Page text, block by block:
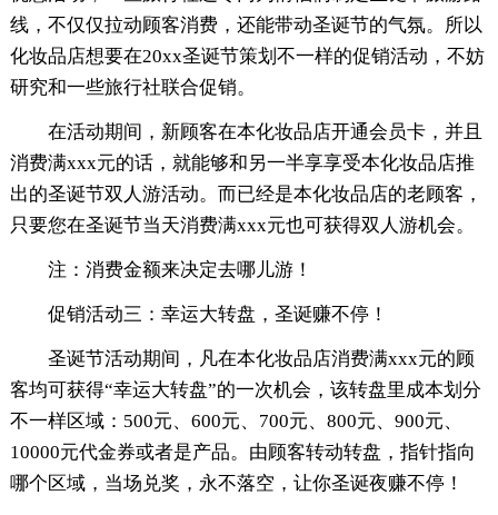
线，不仅仅拉动顾客消费，还能带动圣诞节的气氛。所以
化妆品店想要在20xx圣诞节策划不一样的促销活动，不妨
研究和一些旅行社联合促销。
在活动期间，新顾客在本化妆品店开通会员卡，并且
消费满xxx元的话，就能够和另一半享享受本化妆品店推
出的圣诞节双人游活动。而已经是本化妆品店的老顾客，
只要您在圣诞节当天消费满xxx元也可获得双人游机会。
注：消费金额来决定去哪儿游！
促销活动三：幸运大转盘，圣诞赚不停！
圣诞节活动期间，凡在本化妆品店消费满xxx元的顾
客均可获得“幸运大转盘”的一次机会，该转盘里成本划分
不一样区域：500元、600元、700元、800元、900元、
10000元代金券或者是产品。由顾客转动转盘，指针指向
哪个区域，当场兑奖，永不落空，让你圣诞夜赚不停！